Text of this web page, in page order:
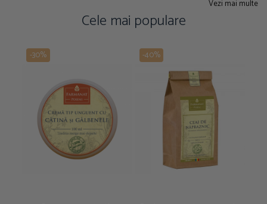
Vezi mai multe
Cele mai populare
-30% -40%